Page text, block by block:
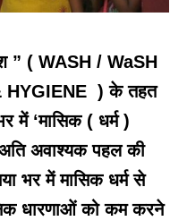
” ( WASH / WaSH
HYGIENE ) के तहत
में ‘मासिक ( धर्म )
अवाश्यक पहल की
भर में मासिक धर्म से
धारणाओं को कम करने